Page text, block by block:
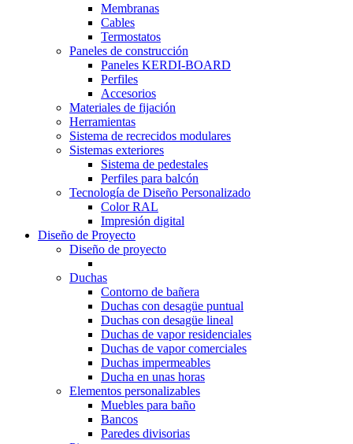
Membranas
Cables
Termostatos
Paneles de construcción
Paneles KERDI-BOARD
Perfiles
Accesorios
Materiales de fijación
Herramientas
Sistema de recrecidos modulares
Sistemas exteriores
Sistema de pedestales
Perfiles para balcón
Tecnología de Diseño Personalizado
Color RAL
Impresión digital
Diseño de Proyecto
Diseño de proyecto
Duchas
Contorno de bañera
Duchas con desagüe puntual
Duchas con desagüe lineal
Duchas de vapor residenciales
Duchas de vapor comerciales
Duchas impermeables
Ducha en unas horas
Elementos personalizables
Muebles para baño
Bancos
Paredes divisorias